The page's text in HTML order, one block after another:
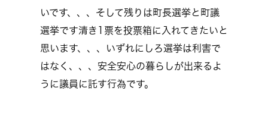
いです、、、そして残りは町長選挙と町議
選挙です清き1票を投票箱に入れてきたいと
思います、、、いずれにしろ選挙は利害で
はなく、、、安全安心の暮らしが出来るよ
うに議員に託す行為です。